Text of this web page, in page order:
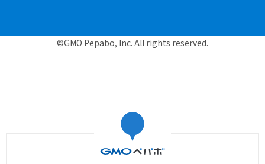
©GMO Pepabo, Inc. All rights reserved.